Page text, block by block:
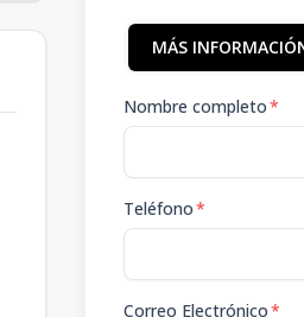
MÁS
Nombre completo*
Teléfono*
Correo Electrónico*